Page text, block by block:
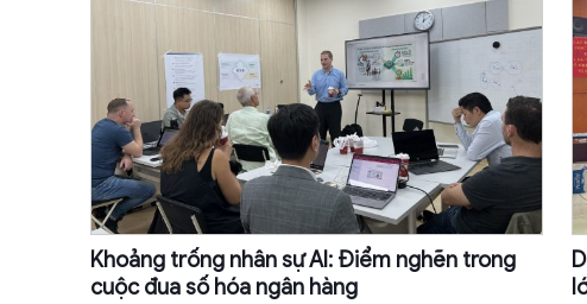
Khoảng trống nhân sự AI: Điểm nghẽn trong
cuộc đua số hóa ngân hàng